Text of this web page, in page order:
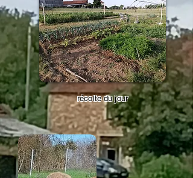
récolte du jour